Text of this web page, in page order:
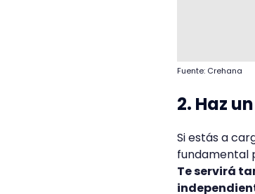
Fuente: Crehana
2. Haz
Si estás a
fundamental
Te servirá